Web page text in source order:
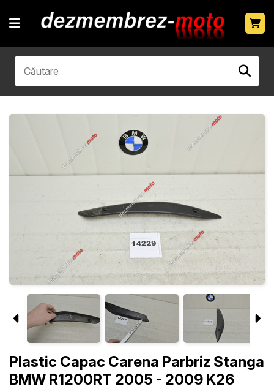
Plastic Capac Carena Parbriz Stanga
BMW R1200RT 2005 - 2009 K26